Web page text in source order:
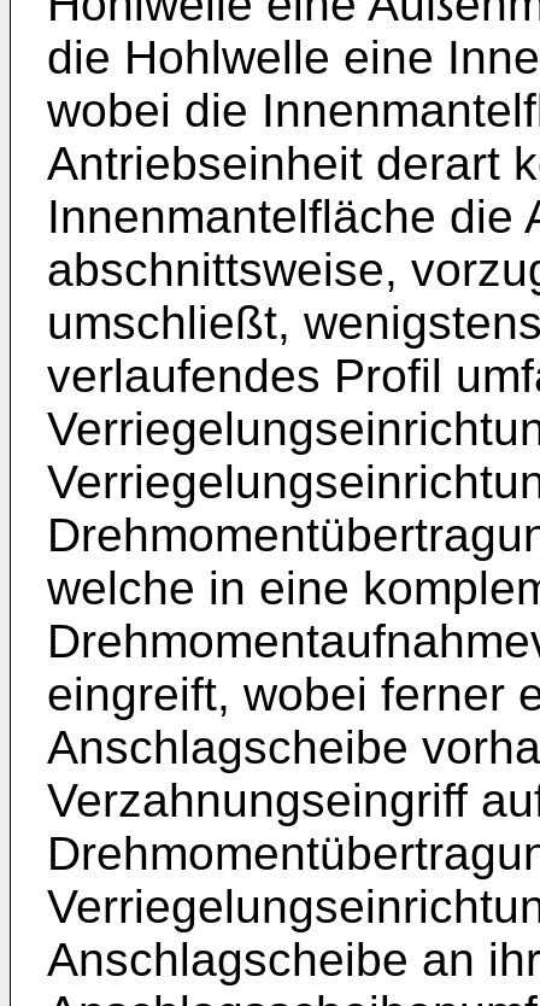
die Hohlwelle eine
wobei die
Antriebseinheit derart
Innenmantelfläche die
abschnittsweise,
umschließt,
verlaufendes Profil
welche in eine
eingreift, wobei ferner
Anschlagscheibe
Verzahnungseingriff
Anschlagscheibe an